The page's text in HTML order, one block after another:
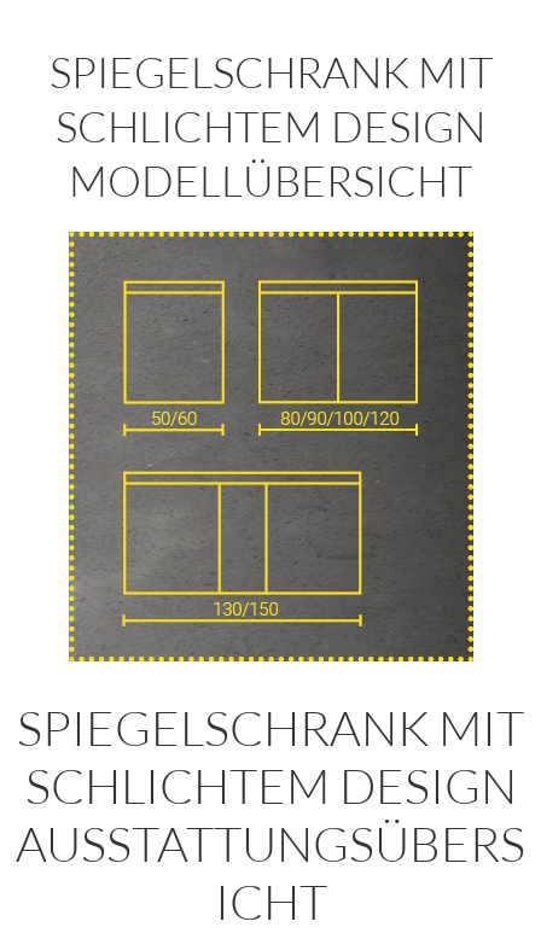
SPIEGELSCHRANK MIT
SCHLICHTEM DESIGN
MODELLÜBERSICHT
SPIEGELSCHRANK MIT
SCHLICHTEM DESIGN
AUSSTATTUNGSÜBERS
ICHT